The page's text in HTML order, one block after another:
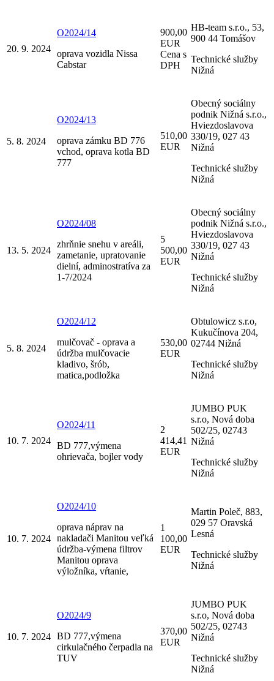
20. 9. 2024
O2024/14
oprava vozidla Nissa
Cabstar
900,00
EUR
Cena s
DPH
HB-team s.r.o., 53,
900 44 Tomášov
Technické služby
Nižná
5. 8. 2024
O2024/13
oprava zámku BD 776
vchod, oprava kotla BD
777
510,00
EUR
Obecný sociálny
podnik Nižná s.r.o.,
Hviezdoslavova
330/19, 027 43
Nižná
Technické služby
Nižná
13. 5. 2024
O2024/08
zhrňnie snehu v areáli,
zametanie, upratovanie
dielní, adminostratíva za
1-7/2024
5
500,00
EUR
Obecný sociálny
podnik Nižná s.r.o.,
Hviezdoslavova
330/19, 027 43
Nižná
Technické služby
Nižná
5. 8. 2024
O2024/12
mulčovač - oprava a
údržba mulčovacie
kladivo, šrób,
matica,podložka
530,00
EUR
Obtulowicz s.r.o,
Kukučínova 204,
02744 Nižná
Technické služby
Nižná
10. 7. 2024
O2024/11
BD 777,výmena
ohrievača, bojler vody
2
414,41
EUR
JUMBO PUK
s.r.o, Nová doba
502/25, 02743
Nižná
Technické služby
Nižná
10. 7. 2024
O2024/10
oprava náprav na
nakladači Manitou veľká
údržba-výmena filtrov
Manitou oprava
výložníka, vŕtanie,
1
100,00
EUR
Martin Poleč, 883,
029 57 Oravská
Lesná
Technické služby
Nižná
10. 7. 2024
O2024/9
BD 777,výmena
cirkulačného čerpadla na
TUV
370,00
EUR
JUMBO PUK
s.r.o, Nová doba
502/25, 02743
Nižná
Technické služby
Nižná